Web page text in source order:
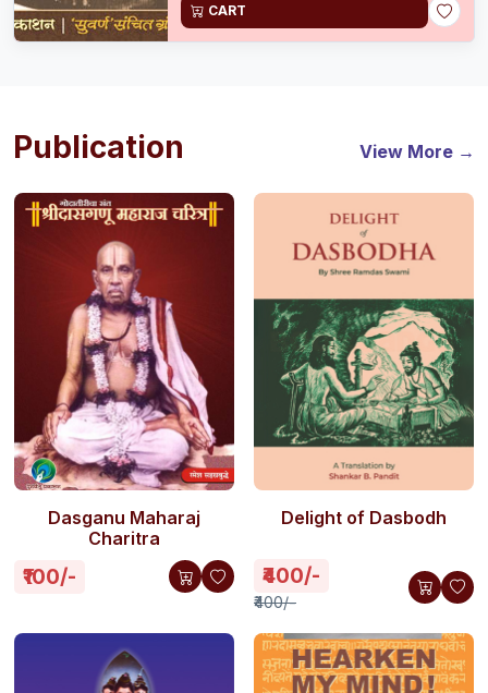
CART
Publication View More →
Dasganu Maharaj
Charitra
₹100/-
Delight of Dasbodh
₹400/-
₹400/-